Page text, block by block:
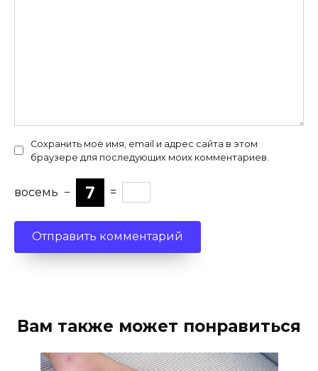
Сохранить моё имя, email и адрес сайта в этом
браузере для последующих моих комментариев.
восемь − =
Вам также может понравиться